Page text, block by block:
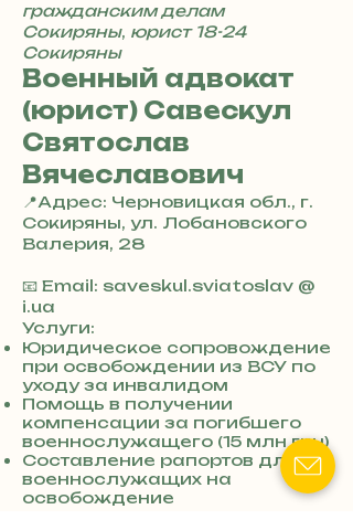
гражданским делам
Сокиряны, юрист 18-24
Сокиряны
Военный адвокат
(юрист) Савескул
Святослав
Вячеславович
📍Адрес: Черновицкая обл., г.
Сокиряны, ул. Лобановского
Валерия, 28
3
8
0
7
3
0
4
8
5
7
8
📧 Email: saveskul.sviatoslav @
i.ua
Услуги:
Юридическое сопровождение
при освобождении из ВСУ по
уходу за инвалидом
Помощь в получении
компенсации за погибшего
военнослужащего (15 млн грн)
Составление рапортов для
военнослужащих на
освобождение